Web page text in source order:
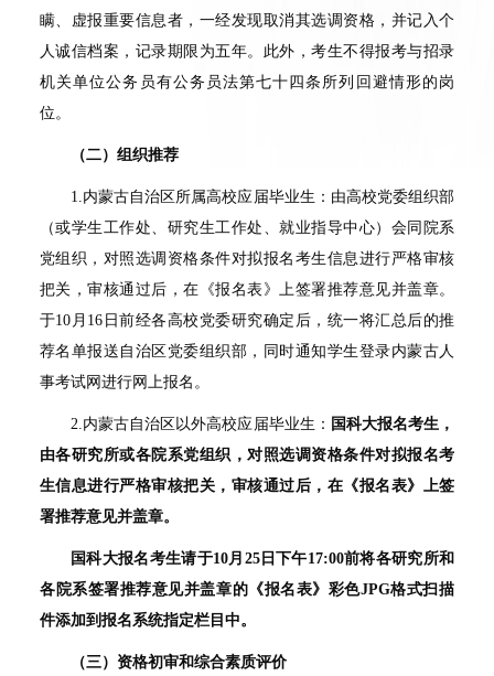
瞒、虚报重要信息者，一经发现取消其选调资格，并记入个
人诚信档案，记录期限为五年。此外，考生不得报考与招录
机关单位公务员有公务员法第七十四条所列回避情形的岗
位。
（二）组织推荐
1.内蒙古自治区所属高校应届毕业生：由高校党委组织部
（或学生工作处、研究生工作处、就业指导中心）会同院系
党组织，对照选调资格条件对拟报名考生信息进行严格审核
把关，审核通过后，在《报名表》上签署推荐意见并盖章。
于10 月 16 日前经各高校党委研究确定后，统一将汇总后的推
荐名单报送自治区党委组织部，同时通知学生登录内蒙古人
事考试网进行网上报名。
2.内蒙古自治区以外高校应届毕业生： 国科大报名考生，
由各研究所或各院系党组织，对照选调资格条件对拟报名考
生信息进行严格审核把关，审核通过后，在《报名表》上签
署推荐意见并盖章。
国科大报名考生请于10月 25日下午17:00前将各研究所和
各院系签署推荐意见并盖章的《报名表》彩色JPG格式扫描
件添加到报名系统指定栏目中。
（三）资格初审和综合素质评价